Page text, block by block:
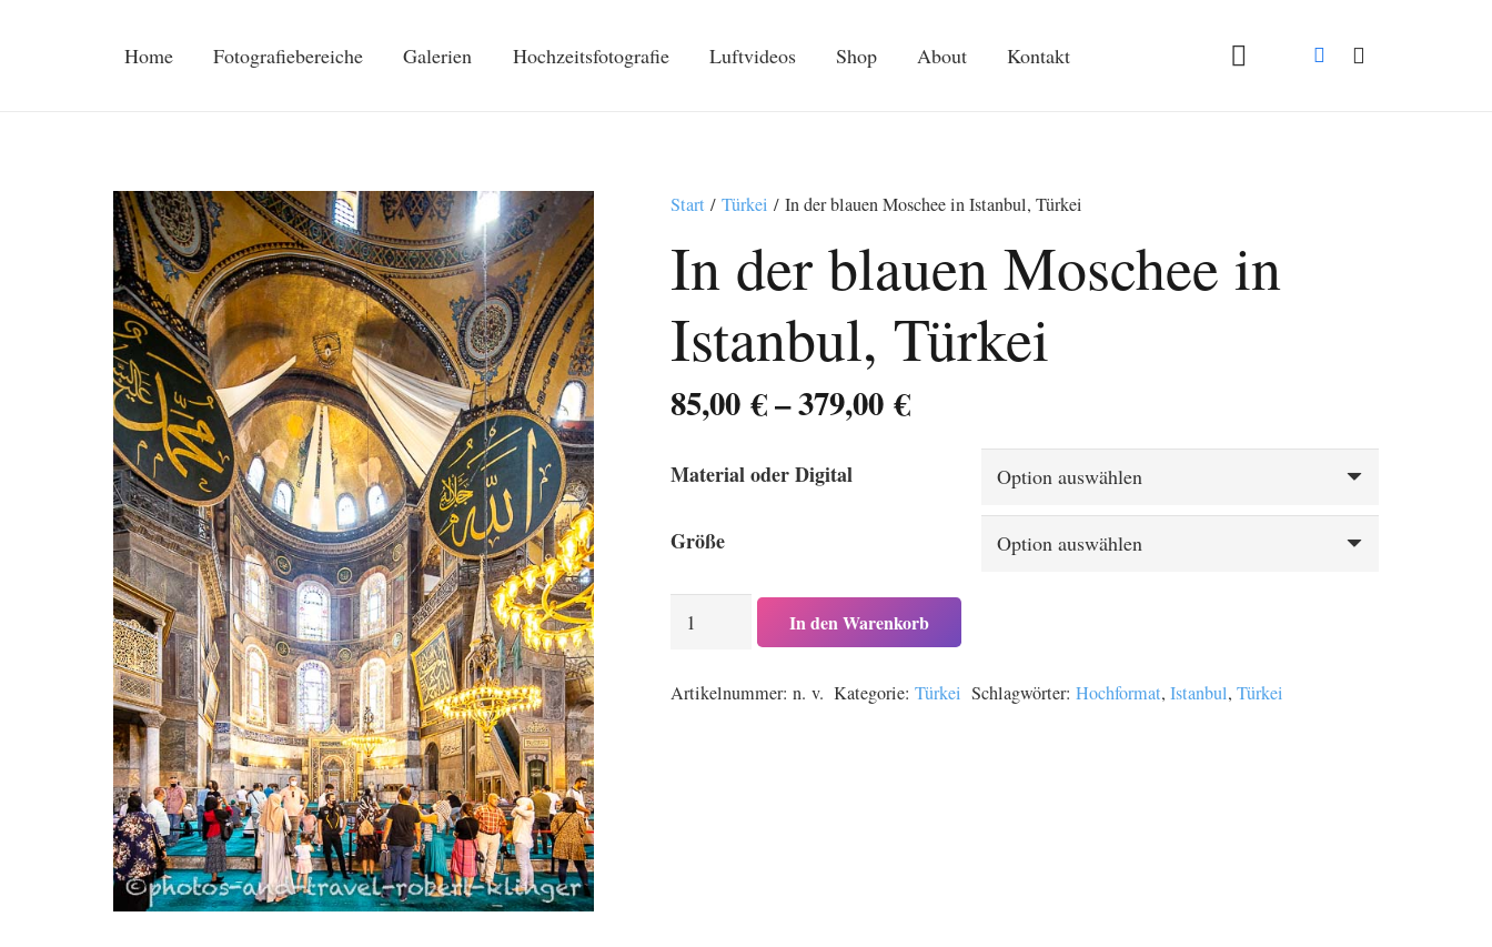
Home Fotografiebereiche Galerien Hochzeitsfotografie Luftvideos Shop About Kontakt
Start/ Türkei / In der blauen Moschee in Istanbul, Türkei
In der blauen Moschee in
Istanbul, Türkei
85,00€–379,00€Preisspanne:
379,00 €
Material oder Digital
Größe
Moschee
In den Warenkorb
Artikelnummer: n. v. Kategorie: Türkei Schlagwörter:Hochformat,Istanbul,Türkei